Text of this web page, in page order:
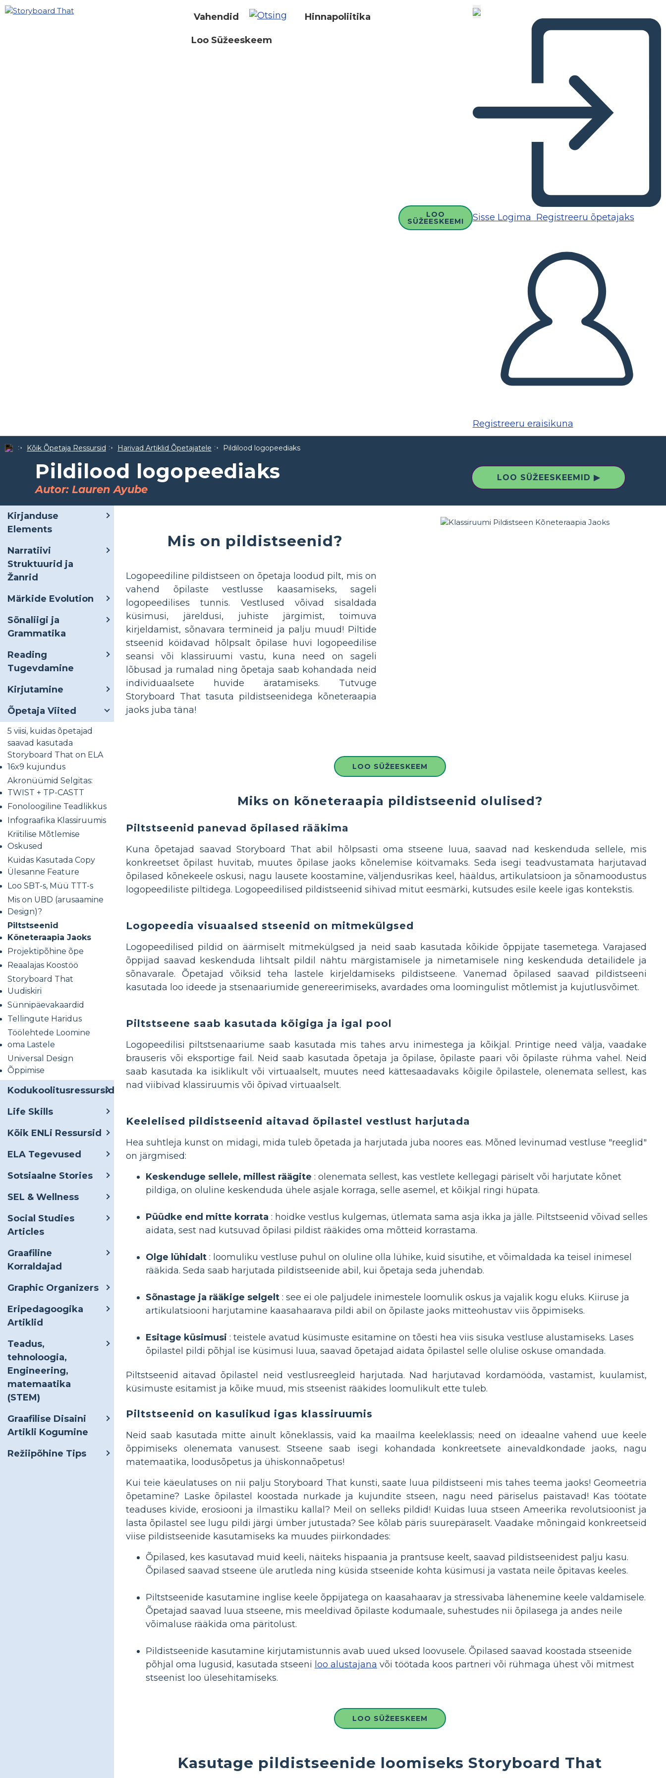
Vahendid Hinnapoliitika
Loo Süžeeskeem
LOO
SÜŽEESKEEMI Sisse Logima Registreeru õpetajaks
Registreeru eraisikuna
Kõik Õpetaja Ressursid Harivad Artiklid Õpetajatele Pildilood logopeediaks
Pildilood logopeediaks
Autor: Lauren Ayube
LOO SÜŽEESKEEMID ▶
Kirjanduse
Elements
Narratiivi
Struktuurid ja
Žanrid
Märkide Evolution
Sõnaliigi ja
Grammatika
Reading
Tugevdamine
Kirjutamine
Õpetaja Viited
5 viisi, kuidas õpetajad
saavad kasutada
Storyboard That on ELA
16x9 kujundus
Akronüümid Selgitas:
TWIST + TP-CASTT
Fonoloogiline Teadlikkus
Infograafika Klassiruumis
Kriitilise Mõtlemise
Oskused
Kuidas Kasutada Copy
Ülesanne Feature
Loo SBT-s, Müü TTT-s
Mis on UBD (arusaamine
Design)?
Piltstseenid
Kõneteraapia Jaoks
Projektipõhine õpe
Reaalajas Koostöö
Storyboard That
Uudiskiri
Sünnipäevakaardid
Tellingute Haridus
Töölehtede Loomine
oma Lastele
Universal Design
Õppimise
Kodukoolitusressursid
Life Skills
Kõik ENLi Ressursid
ELA Tegevused
Sotsiaalne Stories
SEL & Wellness
Social Studies
Articles
Graafiline
Korraldajad
Graphic Organizers
Eripedagoogika
Artiklid
Teadus,
tehnoloogia,
Engineering,
matemaatika
(STEM)
Graafilise Disaini
Artikli Kogumine
Režiipõhine Tips
Mis on pildistseenid?
Logopeediline pildistseen on õpetaja loodud pilt, mis on
vahend õpilaste vestlusse kaasamiseks, sageli
logopeedilises tunnis. Vestlused võivad sisaldada
küsimusi, järeldusi, juhiste järgimist, toimuva
kirjeldamist, sõnavara termineid ja palju muud! Piltide
stseenid köidavad hõlpsalt õpilase huvi logopeedilise
seansi või klassiruumi vastu, kuna need on sageli
lõbusad ja rumalad ning õpetaja saab kohandada neid
individuaalsete huvide äratamiseks. Tutvuge
Storyboard That tasuta pildistseenidega kõneteraapia
jaoks juba täna!
LOO SÜŽEESKEEM
Miks on kõneteraapia pildistseenid olulised?
Piltstseenid panevad õpilased rääkima
Kuna õpetajad saavad Storyboard That abil hõlpsasti oma stseene luua, saavad nad keskenduda sellele, mis
konkreetset õpilast huvitab, muutes õpilase jaoks kõnelemise köitvamaks. Seda isegi teadvustamata harjutavad
õpilased kõnekeele oskusi, nagu lausete koostamine, väljendusrikas keel, hääldus, artikulatsioon ja sõnamoodustus
logopeediliste piltidega. Logopeedilised pildistseenid sihivad mitut eesmärki, kutsudes esile keele igas kontekstis.
Logopeedia visuaalsed stseenid on mitmekülgsed
Logopeedilised pildid on äärmiselt mitmekülgsed ja neid saab kasutada kõikide õppijate tasemetega. Varajased
õppijad saavad keskenduda lihtsalt pildil nähtu märgistamisele ja nimetamisele ning keskenduda detailidele ja
sõnavarale. Õpetajad võiksid teha lastele kirjeldamiseks pildistseene. Vanemad õpilased saavad pildistseeni
kasutada loo ideede ja stsenaariumide genereerimiseks, avardades oma loomingulist mõtlemist ja kujutlusvõimet.
Piltstseene saab kasutada kõigiga ja igal pool
Logopeedilisi piltstsenaariume saab kasutada mis tahes arvu inimestega ja kõikjal. Printige need välja, vaadake
brauseris või eksportige fail. Neid saab kasutada õpetaja ja õpilase, õpilaste paari või õpilaste rühma vahel. Neid
saab kasutada ka isiklikult või virtuaalselt, muutes need kättesaadavaks kõigile õpilastele, olenemata sellest, kas
nad viibivad klassiruumis või õpivad virtuaalselt.
Keelelised pildistseenid aitavad õpilastel vestlust harjutada
Hea suhtleja kunst on midagi, mida tuleb õpetada ja harjutada juba noores eas. Mõned levinumad vestluse "reeglid"
on järgmised:
Keskenduge sellele, millest räägite : olenemata sellest, kas vestlete kellegagi päriselt või harjutate kõnet
pildiga, on oluline keskenduda ühele asjale korraga, selle asemel, et kõikjal ringi hüpata.
Püüdke end mitte korrata : hoidke vestlus kulgemas, ütlemata sama asja ikka ja jälle. Piltstseenid võivad selles
aidata, sest nad kutsuvad õpilasi pildist rääkides oma mõtteid korrastama.
Olge lühidalt : loomuliku vestluse puhul on oluline olla lühike, kuid sisutihe, et võimaldada ka teisel inimesel
rääkida. Seda saab harjutada pildistseenide abil, kui õpetaja seda juhendab.
Sõnastage ja rääkige selgelt : see ei ole paljudele inimestele loomulik oskus ja vajalik kogu eluks. Kiiruse ja
artikulatsiooni harjutamine kaasahaarava pildi abil on õpilaste jaoks mitteohustav viis õppimiseks.
Esitage küsimusi : teistele avatud küsimuste esitamine on tõesti hea viis sisuka vestluse alustamiseks. Lases
õpilastel pildi põhjal ise küsimusi luua, saavad õpetajad aidata õpilastel selle olulise oskuse omandada.
Piltstseenid aitavad õpilastel neid vestlusreegleid harjutada. Nad harjutavad kordamööda, vastamist, kuulamist,
küsimuste esitamist ja kõike muud, mis stseenist rääkides loomulikult ette tuleb.
Piltstseenid on kasulikud igas klassiruumis
Neid saab kasutada mitte ainult kõneklassis, vaid ka maailma keeleklassis; need on ideaalne vahend uue keele
õppimiseks olenemata vanusest. Stseene saab isegi kohandada konkreetsete ainevaldkondade jaoks, nagu
matemaatika, loodusõpetus ja ühiskonnaõpetus!
Kui teie käeulatuses on nii palju Storyboard That kunsti, saate luua pildistseeni mis tahes teema jaoks! Geomeetria
õpetamine? Laske õpilastel koostada nurkade ja kujundite stseen, nagu need päriselus paistavad! Kas töötate
teaduses kivide, erosiooni ja ilmastiku kallal? Meil on selleks pildid! Kuidas luua stseen Ameerika revolutsioonist ja
lasta õpilastel see lugu pildi järgi ümber jutustada? See kõlab päris suurepäraselt. Vaadake mõningaid konkreetseid
viise pildistseenide kasutamiseks ka muudes piirkondades:
Õpilased, kes kasutavad muid keeli, näiteks hispaania ja prantsuse keelt, saavad pildistseenidest palju kasu.
Õpilased saavad stseene üle arutleda ning küsida stseenide kohta küsimusi ja vastata neile õpitavas keeles.
Piltstseenide kasutamine inglise keele õppijatega on kaasahaarav ja stressivaba lähenemine keele valdamisele.
Õpetajad saavad luua stseene, mis meeldivad õpilaste kodumaale, suhestudes nii õpilasega ja andes neile
võimaluse rääkida oma päritolust.
Pildistseenide kasutamine kirjutamistunnis avab uued uksed loovusele. Õpilased saavad koostada stseenide
põhjal oma lugusid, kasutada stseeni loo alustajana või töötada koos partneri või rühmaga ühest või mitmest
stseenist loo ülesehitamiseks.
LOO SÜŽEESKEEM
Kasutage pildistseenide loomiseks Storyboard That